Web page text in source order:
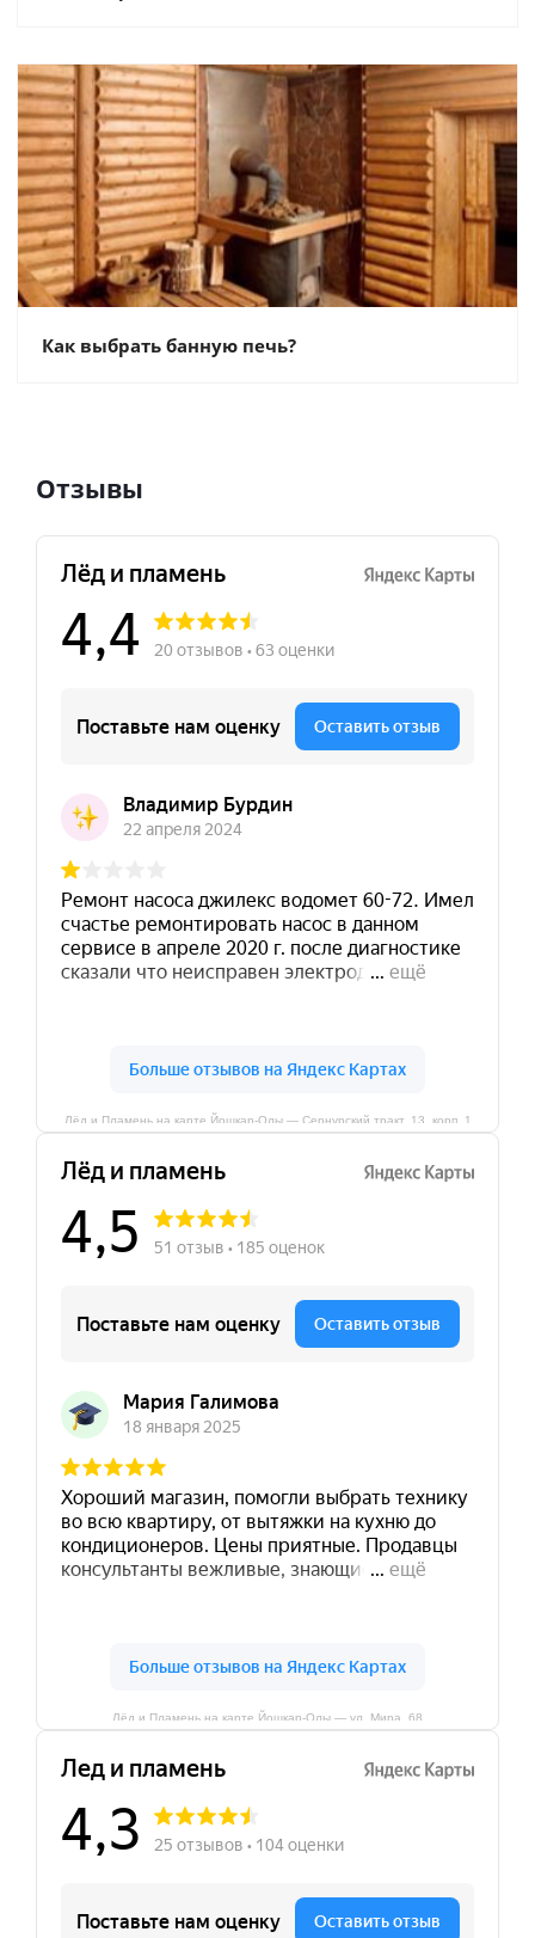
Как выбрать банную печь?
Отзывы
Лёд и Пламень на карте Йошкар‑Олы — Сернурский тракт, 13, корп. 1
Лёд и Пламень на карте Йошкар‑Олы — ул. Мира, 68